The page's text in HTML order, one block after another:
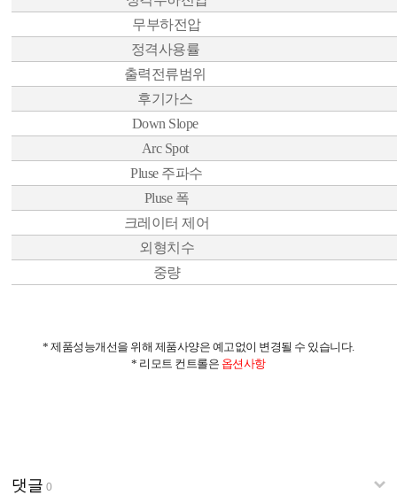
무부하전압
정격사용률
출력전류범위
후기가스
Down Slope
Arc Spot
Pluse 주파수
Pluse 폭
크레이터 제어
외형치수
중량
* 제품성능개선을 위해 제품사양은 예고없이 변경될 수 있습니다.
* 리모트 컨트롤은 옵션사항
댓글 0